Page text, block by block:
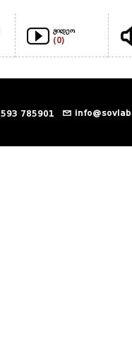
ვიდეო
(0)
593 785901